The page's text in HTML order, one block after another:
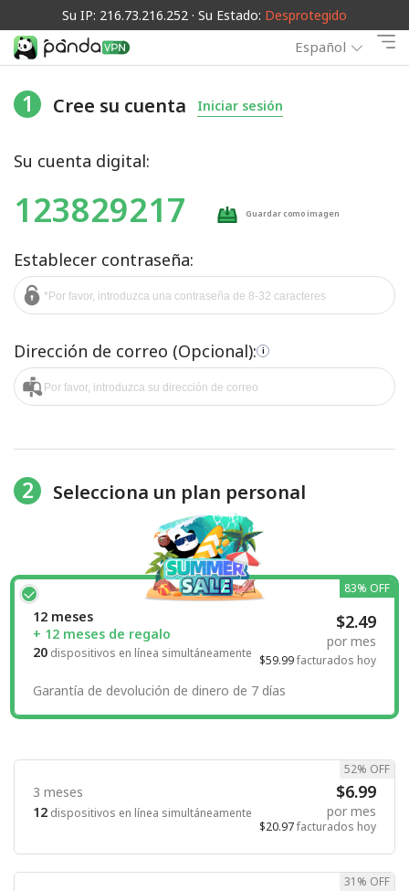
Su IP: 216.73.216.252 · Su Estado: Desprotegido
Español
1 Cree su cuenta Iniciar sesión
Su cuenta digital:
123829217 Guardar como imagen
Establecer contraseña:
Dirección de correo (Opcional): i
2 Selecciona un plan personal
12 meses
+ 12 meses de regalo
20 dispositivos en línea simultáneamente
$2.49
por mes
$59.99facturados hoy
83% OFF
Garantía de devolución de dinero de 7 días
3 meses
12 dispositivos en línea simultáneamente
$6.99
por mes
$20.97facturados hoy
52% OFF
31% OFF